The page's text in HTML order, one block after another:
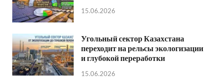
15.06.2026
Угольный сектор Казахстана
переходит на рельсы экологизации
и глубокой переработки
15.06.2026